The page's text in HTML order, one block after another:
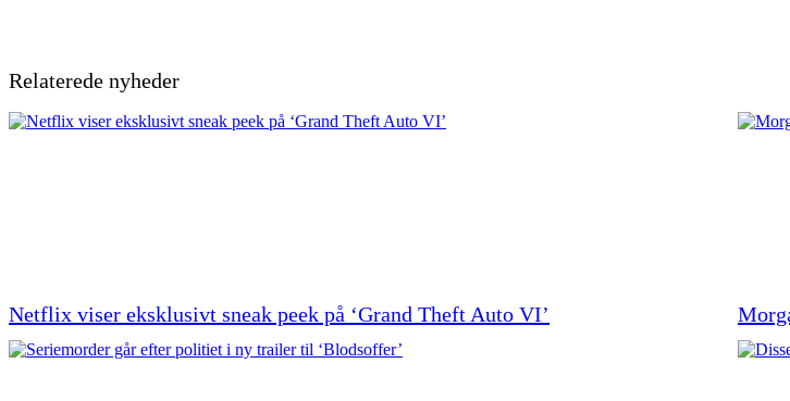
Relaterede nyheder
Netflix viser eksklusivt sneak peek på ‘Grand Theft Auto VI’